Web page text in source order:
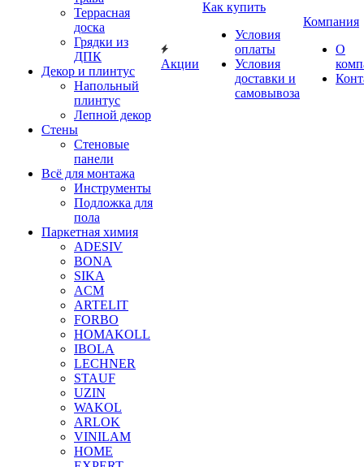
Террасная
доска
Грядки из
ДПК
Декор и плинтус
Напольный
плинтус
Лепной декор
Стены
Стеновые
панели
Всё для монтажа
Инструменты
Подложка для
пола
Паркетная химия
ADESIV
BONA
SIKA
ACM
ARTELIT
FORBO
HOMAKOLL
IBOLA
LECHNER
STAUF
UZIN
WAKOL
ARLOK
VINILAM
HOME
Акции
Как купить
Условия
оплаты
Условия
доставки и
самовывоза
Компания
О